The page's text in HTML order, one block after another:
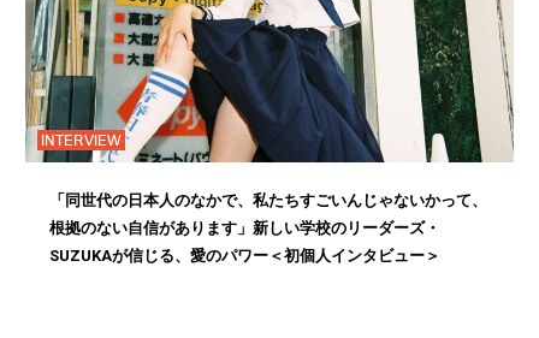
INTERVIEW
「同世代の日本人のなかで、私たちすごいんじゃないかって、
根拠のない自信があります」新しい学校のリーダーズ・
SUZUKAが信じる、愛のパワー＜初個人インタビュー＞